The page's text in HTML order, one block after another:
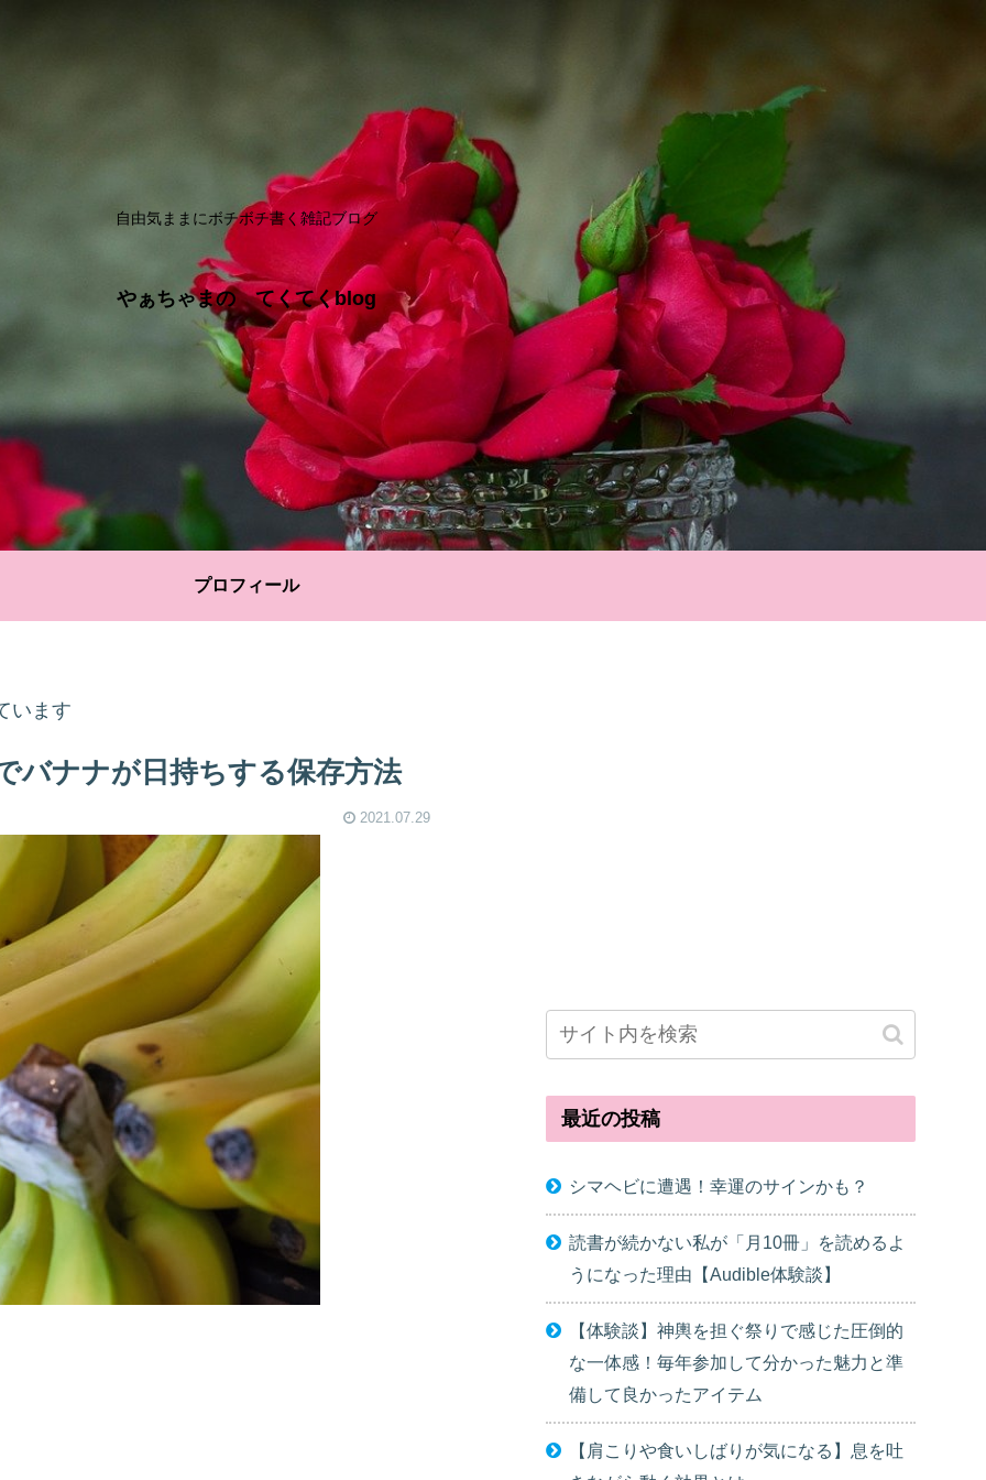
自由気ままにボチボチ書く雑記ブログ
やぁちゃまの てくてくblog
プロフィール
います
バナナが日持ちする保存方法
2021.07.29
最近の投稿
シマヘビに遭遇！幸運のサインかも？
読書が続かない私が「月10冊」を読めるよ
うになった理由【Audible体験談】
【体験談】神輿を担ぐ祭りで感じた圧倒的
な一体感！毎年参加して分かった魅力と準
備して良かったアイテム
【肩こりや食いしばりが気になる】息を吐